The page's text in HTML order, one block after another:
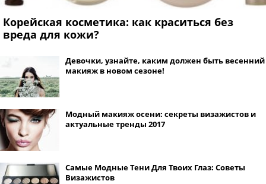
Корейская косметика: как краситься без
вреда для кожи?
Девочки, узнайте, каким должен быть весенний
макияж в новом сезоне!
Модный макияж осени: секреты визажистов и
актуальные тренды 2017
Самые Модные Тени Для Твоих Глаз: Советы
Визажистов